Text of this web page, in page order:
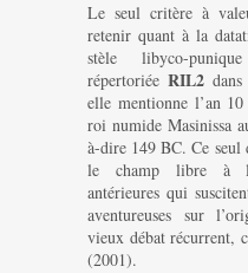
Le seul critère à
retenir quant à la
stèle libyco-
répertoriéeRIL2
elle mentionne l’an
roi numide Masinissa
à-dire 149 BC. Ce seul
le champ libre à
antérieures qui
aventureuses sur
vieux débat récurrent,
(2001).